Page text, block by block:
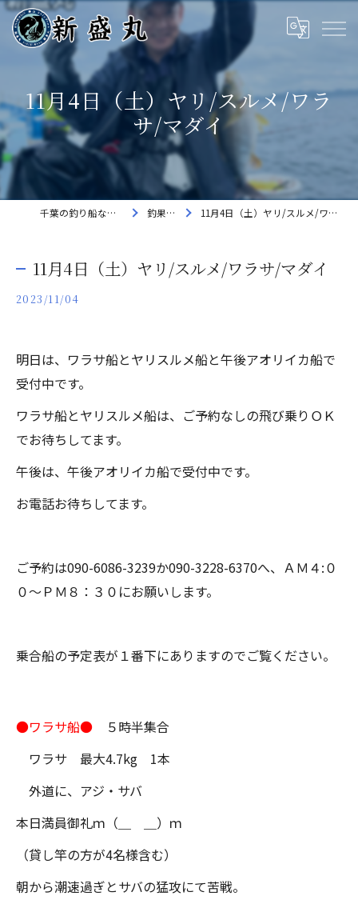
11月4日（土）ヤリ/スルメ/ワラ
サ/マダイ
千葉の釣り船なら新盛丸 釣果速報 11月4日（土）ヤリ/スルメ/ワラサ/マダイ
11月4日（土）ヤリ/スルメ/ワラサ/マダイ
2023/11/04
明日は、ワラサ船とヤリスルメ船と午後アオリイカ船で
受付中です。
ワラサ船とヤリスルメ船は、ご予約なしの飛び乗りＯＫ
でお待ちしてます。
午後は、午後アオリイカ船で受付中です。
お電話お待ちしてます。
ご予約は090-6086-3239か090-3228-6370へ、ＡＭ４:０
０～ＰＭ８：３０にお願いします。
乗合船の予定表が１番下にありますのでご覧ください。
●ワラサ船●
５時半集合
ワラサ 最大4.7kg 1本
外道に、アジ・サバ
本日満員御礼ｍ（＿ ＿）ｍ
（貸し竿の方が4名様含む）
朝から潮速過ぎとサバの猛攻にて苦戦。